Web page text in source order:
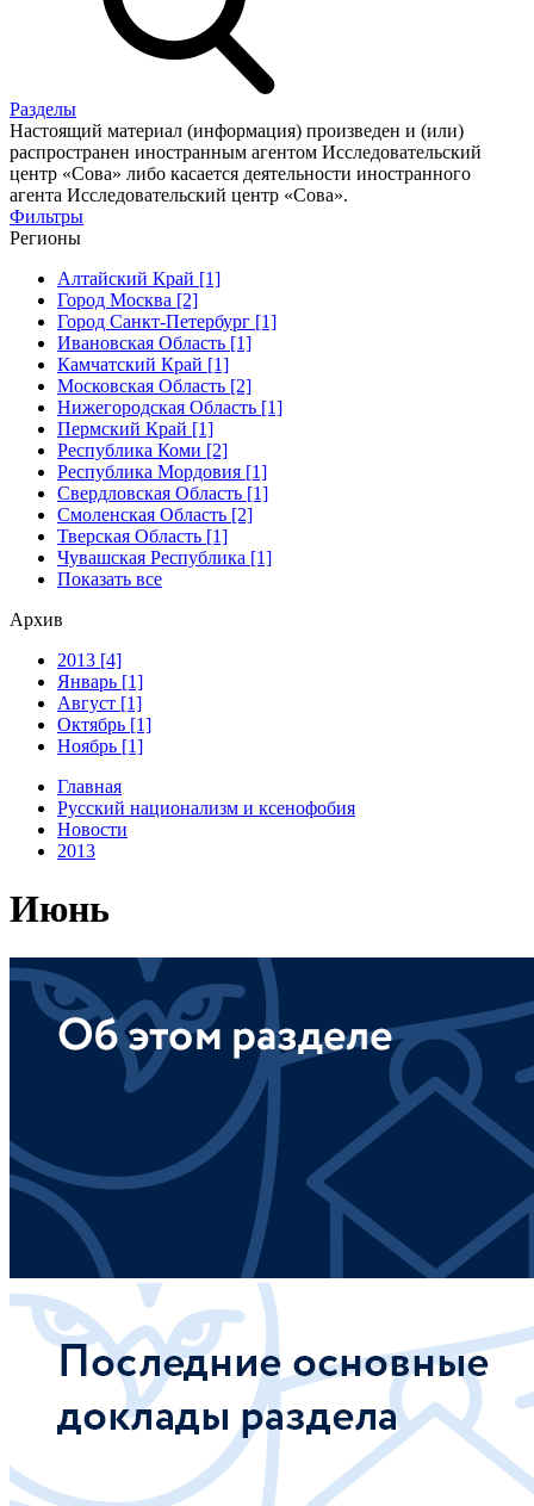
Разделы
Настоящий материал (информация) произведен и (или)
распространен иностранным агентом Исследовательский
центр «Сова» либо касается деятельности иностранного
агента Исследовательский центр «Сова».
Фильтры
Регионы
Алтайский Край [1]
Город Москва [2]
Город Санкт-Петербург [1]
Ивановская Область [1]
Камчатский Край [1]
Московская Область [2]
Нижегородская Область [1]
Пермский Край [1]
Республика Коми [2]
Республика Мордовия [1]
Свердловская Область [1]
Смоленская Область [2]
Тверская Область [1]
Чувашская Республика [1]
Показать все
Архив
2013 [4]
Январь [1]
Август [1]
Октябрь [1]
Ноябрь [1]
Главная
Русский национализм и ксенофобия
Новости
2013
Июнь